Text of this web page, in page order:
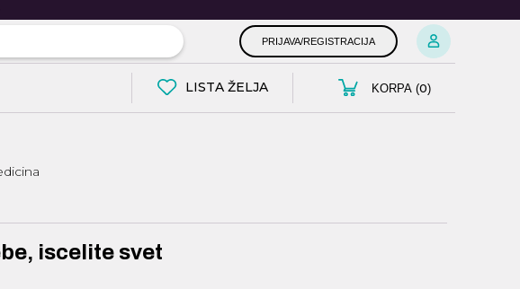
PRIJAVA/REGISTRACIJA
LISTA ŽELJA KORPA (0)
iscelite svet